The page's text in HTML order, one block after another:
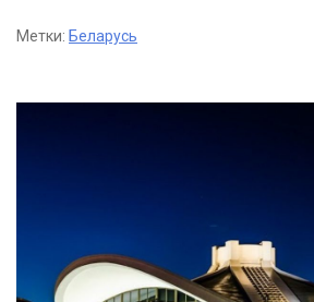
Метки: Беларусь